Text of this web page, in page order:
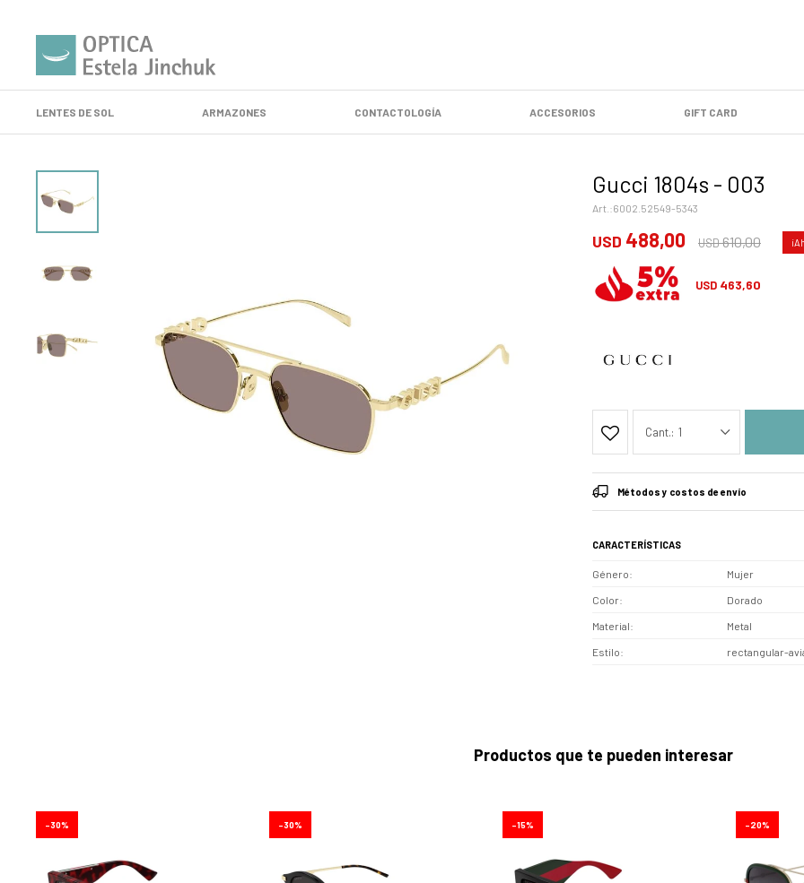
LENTES DE SOL ARMAZONES CONTACTOLOGÍA ACCESORIOS GIFT CARD
Gucci 1804s - 003
6002.52549-5343
USD 488,00 USD610,00
USD 463,60
1
Métodos y costos de envío
CARACTERÍSTICAS
Género Mujer
Color Dorado
Material Metal
Estilo rectangular-
Productos que te pueden interesar
30 30 15 20